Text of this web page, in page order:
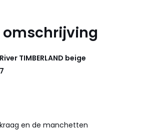
omschrijving
TIMBERLAND beige
en de manchetten